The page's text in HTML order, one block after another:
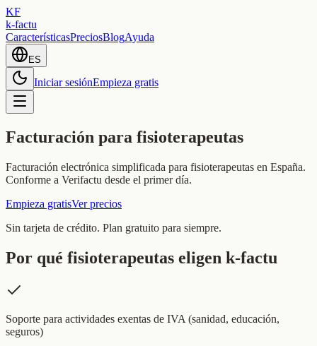
KF
k-factu
CaracterísticasPreciosBlogAyuda
ES
Iniciar sesiónEmpieza gratis
Facturación para fisioterapeutas
Facturación electrónica simplificada para fisioterapeutas en España.
Conforme a Verifactu desde el primer día.
Empieza gratisVer precios
Sin tarjeta de crédito. Plan gratuito para siempre.
Por qué fisioterapeutas eligen k-factu
Soporte para actividades exentas de IVA (sanidad, educación,
seguros)